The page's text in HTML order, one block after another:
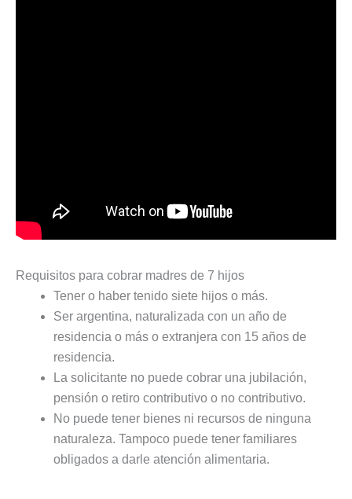
Requisitos para cobrar madres de 7 hijos
Tener o haber tenido siete hijos o más.
Ser argentina, naturalizada con un año de
residencia o más o extranjera con 15 años de
residencia.
La solicitante no puede cobrar una jubilación,
pensión o retiro contributivo o no contributivo.
No puede tener bienes ni recursos de ninguna
naturaleza. Tampoco puede tener familiares
obligados a darle atención alimentaria.